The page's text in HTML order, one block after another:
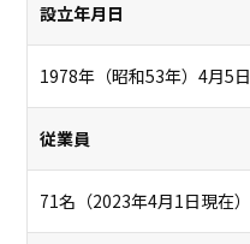
設立年月日
1978年（昭和53年）4月5日
従業員
71名（2023年4月1日現在）